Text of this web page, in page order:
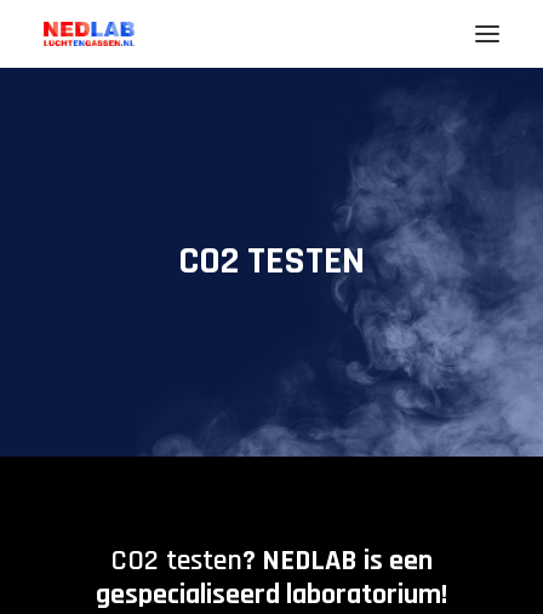
CO2 TESTEN
CO2 testen? NEDLAB is een
gespecialiseerd laboratorium!